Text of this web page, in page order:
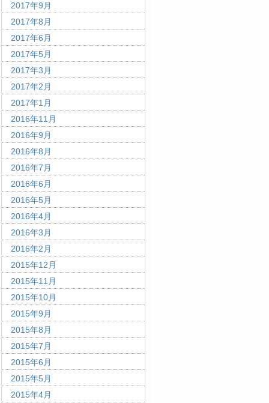
2017年9月
2017年8月
2017年6月
2017年5月
2017年3月
2017年2月
2017年1月
2016年11月
2016年9月
2016年8月
2016年7月
2016年6月
2016年5月
2016年4月
2016年3月
2016年2月
2015年12月
2015年11月
2015年10月
2015年9月
2015年8月
2015年7月
2015年6月
2015年5月
2015年4月